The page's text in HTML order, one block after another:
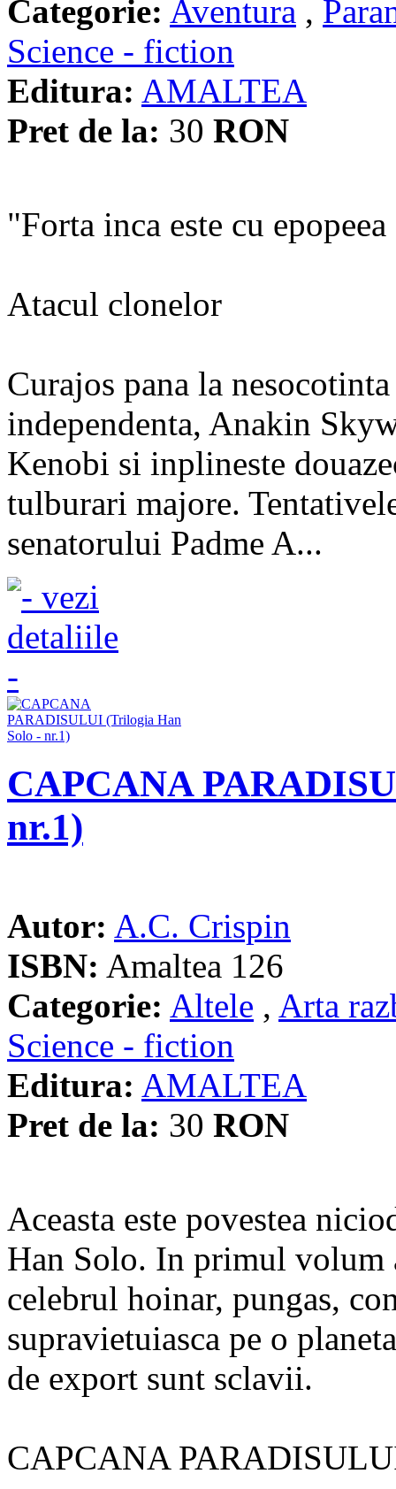
Categorie: Aventura ,
Science - fiction
Editura: AMALTEA
Pret de la: 30 RON
"Forta inca este cu
Atacul clonelor
Curajos pana la
independenta, Anakin
Kenobi si inplineste
tulburari majore.
senatorului Padme A...
CAPCANA
nr.1)
Autor: A.C. Crispin
ISBN: Amaltea 126
Categorie: Altele , Arta
Science - fiction
Editura: AMALTEA
Pret de la: 30 RON
Aceasta este povestea
Han Solo. In primul
celebrul hoinar, pungas,
supravietuiasca pe o
de export sunt sclavii.
CAPCANA